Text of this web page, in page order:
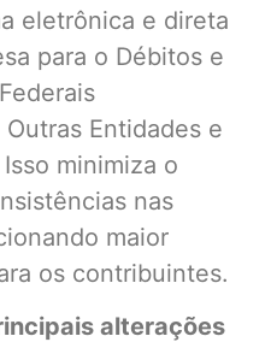
eletrônica e direta
para o Débitos e
Entidades e
minimiza o
nas
maior
os contribuintes.
alterações